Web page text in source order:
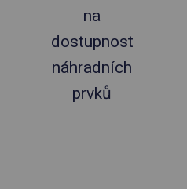
na
dostupnost
náhradních
prvků